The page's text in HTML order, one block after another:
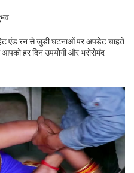
एंड रन से जुड़ी घटनाओं पर अपडेट चाहते
हर दिन उपयोगी और भरोसेमंद